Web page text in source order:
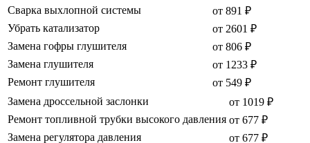
Сварка выхлопной системы
от 891 ₽
Убрать катализатор
от 2601 ₽
Замена гофры глушителя
от 806 ₽
Замена глушителя
от 1233 ₽
Ремонт глушителя
от 549 ₽
Замена дроссельной заслонки
от 1019 ₽
Ремонт топливной трубки высокого давления от 677 ₽
Замена регулятора давления
от 677 ₽